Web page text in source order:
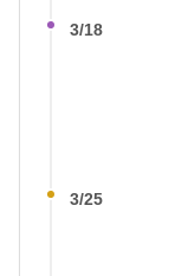
3/18
3/25